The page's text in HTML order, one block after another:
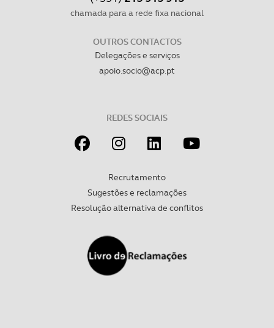
chamada para a rede fixa nacional
OUTROS CONTACTOS
Delegações e serviços
apoio.socio@acp.pt
REDES SOCIAIS
Recrutamento
Sugestões e reclamações
Resolução alternativa de conflitos